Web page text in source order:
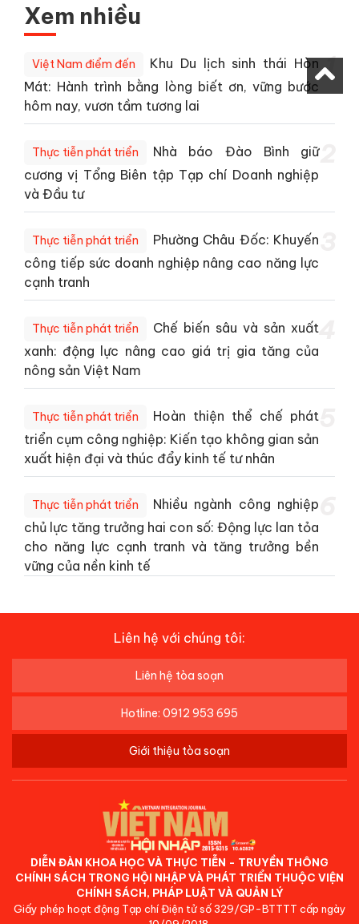
Xem nhiều
Việt Nam điểm đến
Khu Du lịch sinh thái Hòn
Mát: Hành trình bằng lòng biết ơn, vững bước
hôm nay, vươn tầm tương lai
1
Thực tiễn phát triển
Nhà báo Đào Bình giữ
cương vị Tổng Biên tập Tạp chí Doanh nghiệp
và Đầu tư
Thực tiễn phát triển
Phường Châu Đốc: Khuyến
công tiếp sức doanh nghiệp nâng cao năng lực
cạnh tranh
Thực tiễn phát triển
Chế biến sâu và sản xuất
xanh: động lực nâng cao giá trị gia tăng của
nông sản Việt Nam
4
Thực tiễn phát triển
Hoàn thiện thể chế phát
triển cụm công nghiệp: Kiến tạo không gian sản
xuất hiện đại và thúc đẩy kinh tế tư nhân
Thực tiễn phát triển
Nhiều ngành công nghiệp
chủ lực tăng trưởng hai con số: Động lực lan tỏa
cho năng lực cạnh tranh và tăng trưởng bền
vững của nền kinh tế
Liên hệ với chúng tôi:
Liên hệ tòa soạn
Hotline: 0912 953 695
Giới thiệu tòa soạn
DIỄN ĐÀN KHOA HỌC VÀ THỰC TIỄN - TRUYỀN THÔNG
CHÍNH SÁCH TRONG HỘI NHẬP VÀ PHÁT TRIỂN THUỘC VIỆN
CHÍNH SÁCH, PHÁP LUẬT VÀ QUẢN LÝ
Giấy phép hoạt động Tạp chí Điện tử số 329/GP-BTTTT cấp ngày